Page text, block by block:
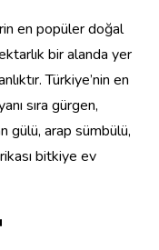
en popüler doğal
bir alanda yer
Türkiye’nin en
sıra gürgen,
gülü, arap sümbülü,
bitkiye ev